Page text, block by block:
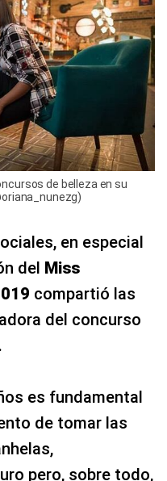
de belleza en su
en especial
del Miss
compartió las
del concurso
.
es fundamental
de tomar las
pero, sobre todo,